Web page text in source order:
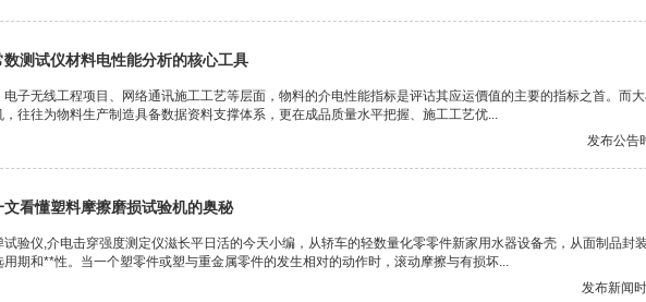
测试仪材料电性能分析的核心工具
电子无线工程项目、网络通讯施工工艺等层面，物料的介电性能指标是评诂其应运價值的主要的指标之首。而
，往往为物料生产制造具备数据资料支撑体系，更在成品质量水平把握、施工工艺优...
发布公告
看懂塑料摩擦磨损试验机的奥秘
验仪,介电击穿强度测定仪滋长平日活的今天小编，从轿车的轻数量化零零件新家用水器设备壳，从面制品封
用期和**性。当一个塑零件或塑与重金属零件的发生相对的动作时，滚动摩擦与有损坏...
发布新闻